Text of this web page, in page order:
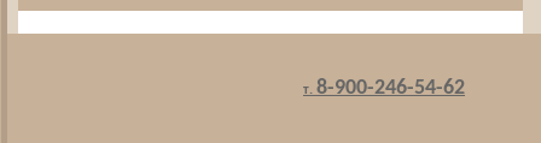
т. 8-900-246-54-62